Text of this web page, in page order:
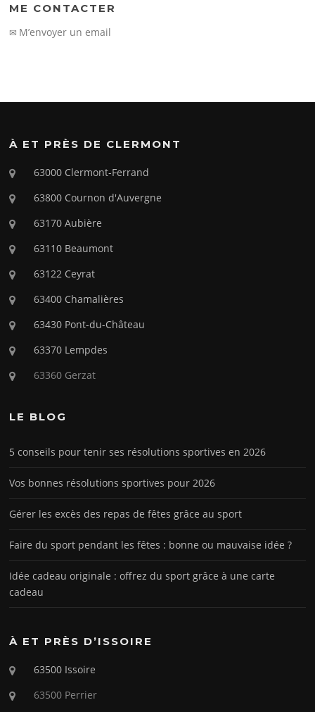
ME CONTACTER
✉ M’envoyer un email
À ET PRÈS DE CLERMONT
63000 Clermont-Ferrand
63800 Cournon d'Auvergne
63170 Aubière
63110 Beaumont
63122 Ceyrat
63400 Chamalières
63430 Pont-du-Château
63370 Lempdes
63360 Gerzat
LE BLOG
5 conseils pour tenir ses résolutions sportives en 2026
Vos bonnes résolutions sportives pour 2026
Gérer les excès des repas de fêtes grâce au sport
Faire du sport pendant les fêtes : bonne ou mauvaise idée ?
Idée cadeau originale : offrez du sport grâce à une carte
cadeau
À ET PRÈS D’ISSOIRE
63500 Issoire
63500 Perrier